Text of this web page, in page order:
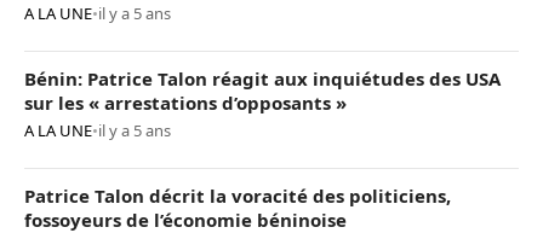
A LA UNE•il y a 5 ans
Bénin: Patrice Talon réagit aux inquiétudes des USA
sur les « arrestations d’opposants »
A LA UNE•il y a 5 ans
Patrice Talon décrit la voracité des politiciens,
fossoyeurs de l’économie béninoise